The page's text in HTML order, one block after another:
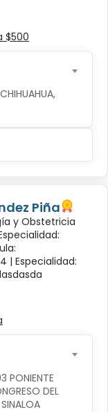
$500
Piña
y Obstetricia
| Especialidad:
PONIENTE
DEL